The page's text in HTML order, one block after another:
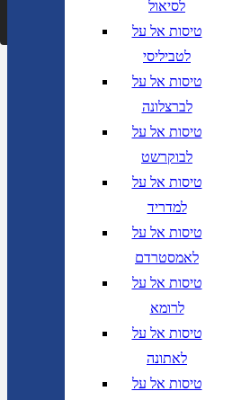
לסיאול
טיסות אל על
לטביליסי
טיסות אל על
לברצלונה
טיסות אל על
לבוקרשט
טיסות אל על
למדריד
טיסות אל על
לאמסטרדם
טיסות אל על
לרומא
טיסות אל על
לאתונה
טיסות אל על